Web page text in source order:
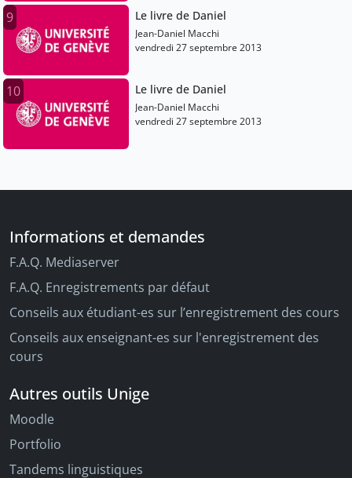
9 Le livre de Daniel
Jean-Daniel Macchi
vendredi 27 septembre 2013
10 Le livre de Daniel
Jean-Daniel Macchi
vendredi 27 septembre 2013
Informations et demandes
F.A.Q. Mediaserver
F.A.Q. Enregistrements par défaut
Conseils aux étudiant-es sur l’enregistrement des cours
Conseils aux enseignant-es sur l'enregistrement des
cours
Autres outils Unige
Moodle
Portfolio
Tandems linguistiques